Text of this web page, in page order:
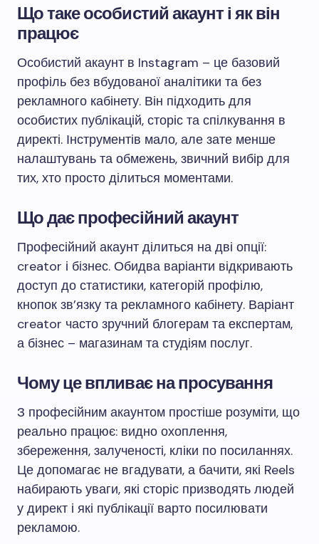
Що таке особистий акаунт і як він
працює
Особистий акаунт в Instagram – це базовий
профіль без вбудованої аналітики та без
рекламного кабінету. Він підходить для
особистих публікацій, сторіс та спілкування в
директі. Інструментів мало, але зате менше
налаштувань та обмежень, звичний вибір для
тих, хто просто ділиться моментами.
Що дає професійний акаунт
Професійний акаунт ділиться на дві опції:
creator і бізнес. Обидва варіанти відкривають
доступ до статистики, категорій профілю,
кнопок зв’язку та рекламного кабінету. Варіант
creator часто зручний блогерам та експертам,
а бізнес – магазинам та студіям послуг.
Чому це впливає на просування
З професійним акаунтом простіше розуміти, що
реально працює: видно охоплення,
збереження, залученості, кліки по посиланнях.
Це допомагає не вгадувати, а бачити, які Reels
набирають уваги, які сторіс призводять людей
у директ і які публікації варто посилювати
рекламою.